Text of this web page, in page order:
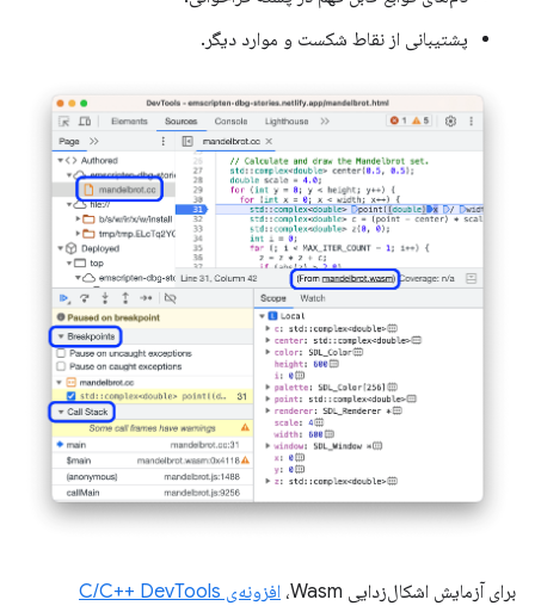
پشتیبانی از نقاط شکست و موارد دیگر.
برای آزمایش اشکال‌زدایی Wasm،
افزونه‌ی C/C++ DevTools